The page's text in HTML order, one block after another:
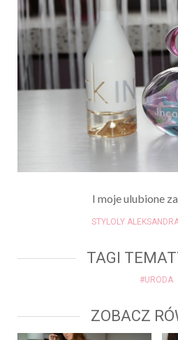
I moje ulubione
STYLOLY
TAGI
#URODA
ZOBACZ